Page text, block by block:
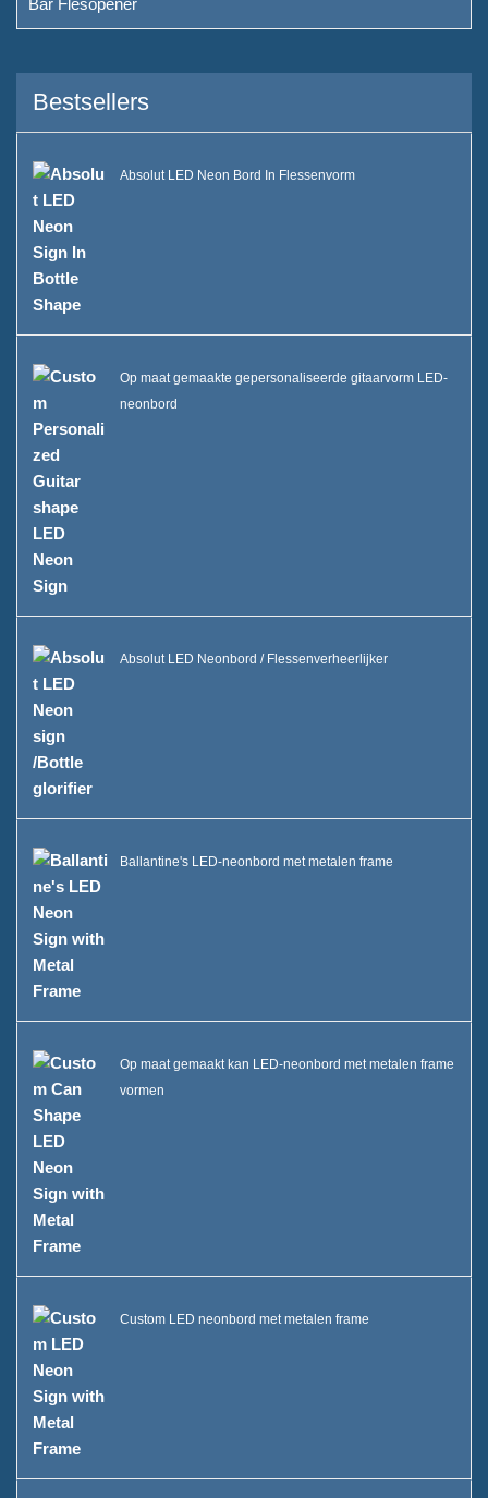
Bar Flesopener
Bestsellers
Absolut LED Neon Bord In Flessenvorm
Op maat gemaakte gepersonaliseerde gitaarvorm LED-
neonbord
Absolut LED Neonbord / Flessenverheerlijker
Ballantine's LED-neonbord met metalen frame
Op maat gemaakt kan LED-neonbord met metalen frame
vormen
Custom LED neonbord met metalen frame